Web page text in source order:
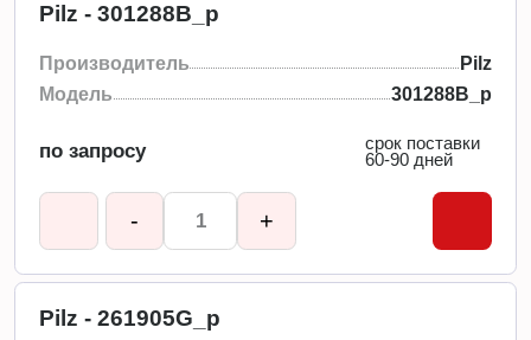
Pilz - 301288B_p
Производитель
Pilz
Модель
301288B_p
по запросу
срок поставки
60-90 дней
- +
Pilz - 261905G_p